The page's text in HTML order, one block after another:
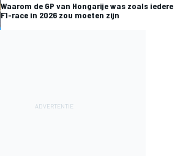
Waarom de GP van Hongarije was zoals iedere
F1-race in 2026 zou moeten zijn